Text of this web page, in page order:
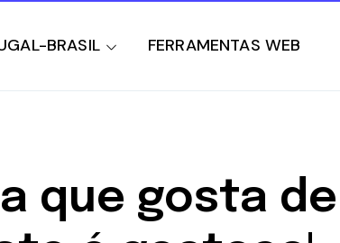
BRASIL FERRAMENTAS WEB
que gosta